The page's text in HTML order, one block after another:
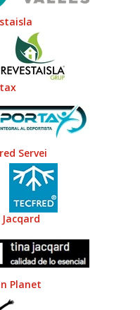
Servei
Planet